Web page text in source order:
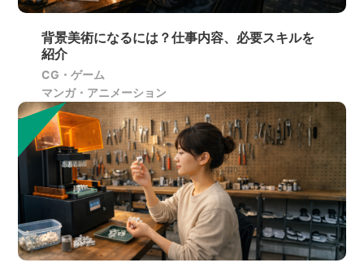
背景美術になるには？仕事内容、必要スキルを
紹介
CG・ゲーム
マンガ・アニメーション